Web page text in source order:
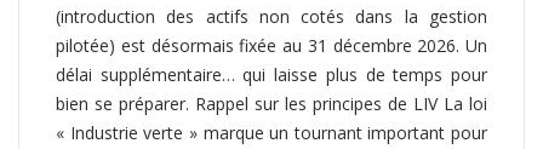
(introduction des actifs non cotés dans la gestion
pilotée) est désormais fixée au 31 décembre 2026. Un
délai supplémentaire… qui laisse plus de temps pour
bien se préparer. Rappel sur les principes de LIV La loi
« Industrie verte » marque un tournant important pour